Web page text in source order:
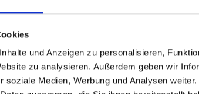
und Anzeigen zu personalisieren,
zu analysieren. Außerdem geben wir
soziale Medien, Werbung und Analysen
op aanvraag